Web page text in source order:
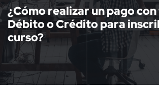
¿Cómo realizar un pago
Débito o Crédito para
curso?